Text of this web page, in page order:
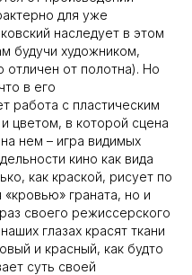
для уже
наследует в этом
будучи художником,
отличен от полотна). Но
в его
работа с пластическим
цветом, в которой сцена
нем – игра видимых
кино как вида
как краской, рисует по
граната, но и
своего режиссерского
глазах красят ткани
и красный, как будто
суть своей